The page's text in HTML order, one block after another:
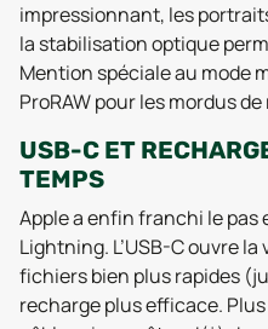
impressionnant, les
la stabilisation optique
Mention spéciale au mode
ProRAW pour les mordus
USB-C ET
TEMPS
Apple a enfin franchi le
Lightning. L’USB-C ouvre
fichiers bien plus rapides
recharge plus efficace.